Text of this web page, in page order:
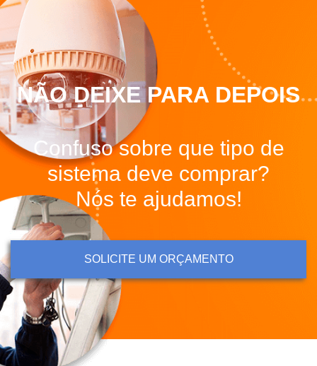
NÃO DEIXE PARA DEPOIS
Confuso sobre que tipo de
sistema deve comprar?
Nós te ajudamos!
SOLICITE UM ORÇAMENTO